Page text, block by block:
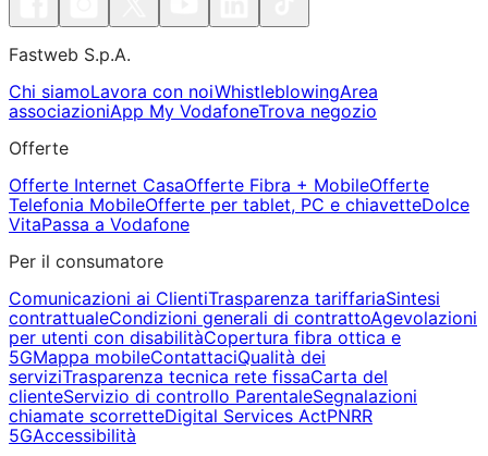
Fastweb S.p.A.
Chi siamoLavora con noiWhistleblowingArea
associazioniApp My VodafoneTrova negozio
Offerte
Offerte Internet CasaOfferte Fibra + MobileOfferte
Telefonia MobileOfferte per tablet, PC e chiavetteDolce
VitaPassa a Vodafone
Per il consumatore
Comunicazioni ai ClientiTrasparenza tariffariaSintesi
contrattualeCondizioni generali di contrattoAgevolazioni
per utenti con disabilitàCopertura fibra ottica e
5GMappa mobileContattaciQualità dei
serviziTrasparenza tecnica rete fissaCarta del
clienteServizio di controllo ParentaleSegnalazioni
chiamate scorretteDigital Services ActPNRR
5GAccessibilità